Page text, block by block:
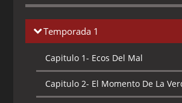
Temporada 1
Capitulo 1- Ecos Del Mal
Capitulo 2- El Momento De La